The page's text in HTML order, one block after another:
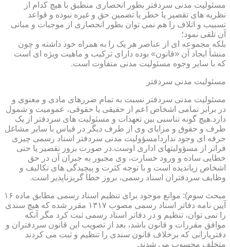
مسئولیت مدنی سردفتر بطور انحصاری منطبق با هیچ کدام از
نظریه های تقصیر یا خطر یا تضمین حق و غیره نبوده و قواعد
تسبیب و اتلاف را هم نمی توان بطور انحصاری از موجبات و مبانی
آن تلقی نمود؛
بلکه مجموعه ای از عناصر هر یک را به همراه خود داشته و چون
منشأ ایجاد آن «قانون» بوده دارای ترکیب و ماهیت ویژه ای است
که با سایر وجوه مسئولیت مدنی متفاوت است.
مسئولیت مدنی سردفتر
مسئولیت مدنی سردفتر نسبت به تمام ضررهای مادی و معنوی و
در برابر تمامی اشخاص اعم از حقیقی یا حقوقی، عمومیت و شمول
دارد.هیچ گونه تناسبی بین تعهدات و مسئولیت های سردفتر از یک
طرف و حقوق و مزایای وی از طرف دیگر در قیاس با سایر مشاغل
حرفه ای وجود ندارد!مسؤولیت مدنی سردفتر اسناد رسمی چیزی
فراتر از مسؤولیتهای اداری اوست.در صورت بروز تقصیر یا حتی
خطایی ساده و ورود خسارت، وی مجبور به جبران آن در حق
اشخاص زیاندیده است و با توجه کثرت و پیچیدگی های تکالیف و
وظایف سردفتران اسناد رسمی، بروز خطا گریزناپذیر است.
مبحث سوم): موانع موجود برای تنظیم اسناد رسمی مطابق ماده ۱۶
آیین نامه دفاتر اسناد رسمی مصوب ۱۳۱۷ مقرر شده که هیچ سندی
را نمی توان، تنظیم و در دفاتر اسناد رسمی ثبت کرد مگر آنکه
موافق مقررات و قانون باشد، بعد از تصویب این قانون سردفتران و
دفتریارانی که برخلاف قانون سندی را تنظیم و ثبت می کردند
متخلف محسوب می شدند.